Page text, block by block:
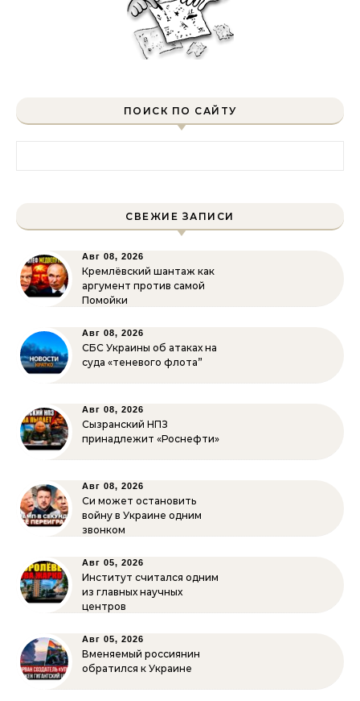
ПОИСК ПО САЙТУ
СВЕЖИЕ ЗАПИСИ
Авг 08, 2026
Кремлёвский шантаж как
аргумент против самой
Помойки
Авг 08, 2026
СБС Украины об атаках на
суда «теневого флота”
Авг 08, 2026
Сызранский НПЗ
принадлежит «Роснефти»
Авг 08, 2026
Си может остановить
войну в Украине одним
звонком
Авг 05, 2026
Институт считался одним
из главных научных
центров
Авг 05, 2026
Вменяемый россиянин
обратился к Украине